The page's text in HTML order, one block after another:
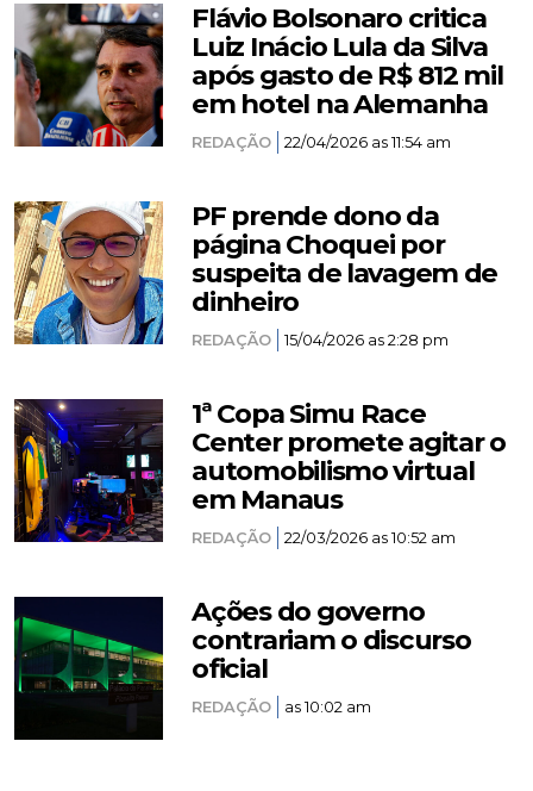
Flávio Bolsonaro critica
Luiz Inácio Lula da Silva
após gasto de R$ 812 mil
em hotel na Alemanha
REDAÇÃO 22/04/2026 as 11:54 am
PF prende dono da
página Choquei por
suspeita de lavagem de
dinheiro
REDAÇÃO 15/04/2026 as 2:28 pm
1ª Copa Simu Race
Center promete agitar o
automobilismo virtual
em Manaus
REDAÇÃO 22/03/2026 as 10:52 am
Ações do governo
contrariam o discurso
oficial
REDAÇÃO as 10:02 am